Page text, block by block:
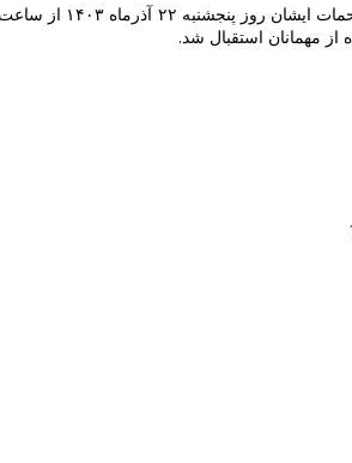
مهمانان استقبال شد.